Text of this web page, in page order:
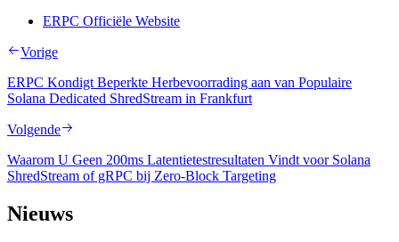
ERPC Officiële Website
Vorige
ERPC Kondigt Beperkte Herbevoorrading aan van Populaire
Solana Dedicated ShredStream in Frankfurt
Volgende
Waarom U Geen 200ms Latentietestresultaten Vindt voor Solana
ShredStream of gRPC bij Zero-Block Targeting
Nieuws